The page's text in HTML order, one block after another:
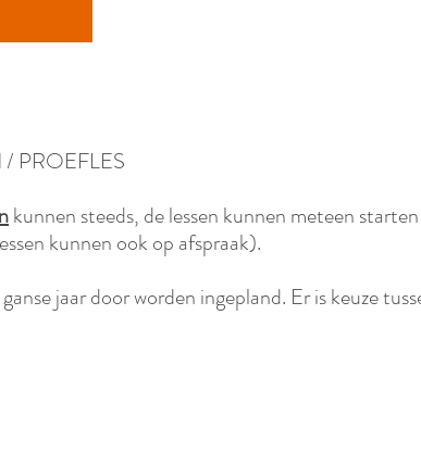
PROEFLES
kunnen steeds, de lessen kunnen meteen
kunnen ook op afspraak).
jaar door worden ingepland. Er is keuze